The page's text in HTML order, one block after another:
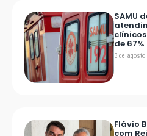
SAMU
de
3 de agosto
Flávio
com